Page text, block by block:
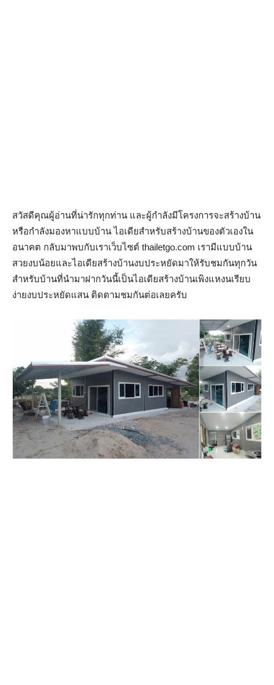
สวัสดีคุณผู้อ่านที่น่ารักทุกท่าน และผู้กำลังมีโครงการจะสร้างบ้าน
หรือกำลังมองหาแบบบ้าน ไอเดียสำหรับสร้างบ้านของตัวเองใน
อนาคต กลับมาพบกับเราเว็บไซต์ thailetgo.com เรามีแบบบ้าน
สวยงบน้อยและไอเดียสร้างบ้านงบประหยัดมาให้รับชมกันทุกวัน
สำหรับบ้านที่นำมาฝากวันนี้เป็นไอเดียสร้างบ้านเพิงแหงนเรียบ
ง่ายงบประหยัดแสน ติดตามชมกันต่อเลยครับ